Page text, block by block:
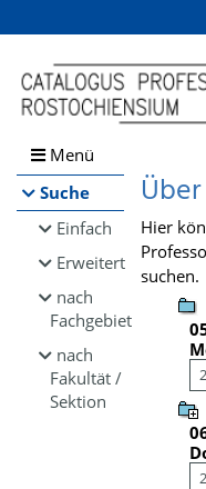
Browsen
direkt zum Inhalt
Menü
Suche
Einfach
Erweitert
nach
Fachgebiet
nach
Fakultät /
Sektion
Hier
suchen.